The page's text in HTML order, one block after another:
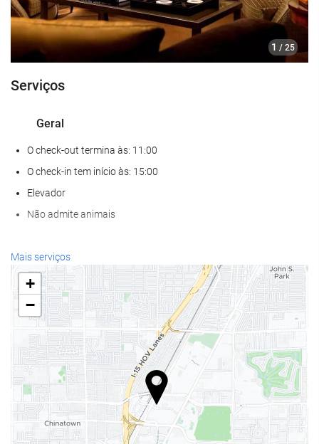
1 / 25
Serviços
Geral
O check-out termina às: 11:00
O check-in tem início às: 15:00
Elevador
Não admite animais
Bem-estar
Spa
Banho turco / Sauna a vapor
Sauna
Academia
Serviços de receção
Recepção 24 horas
Depósito de bagagens
Mais serviços
+
−